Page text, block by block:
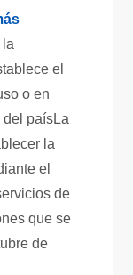
la
el
o en
del paísLa
la
el
de
que se
de